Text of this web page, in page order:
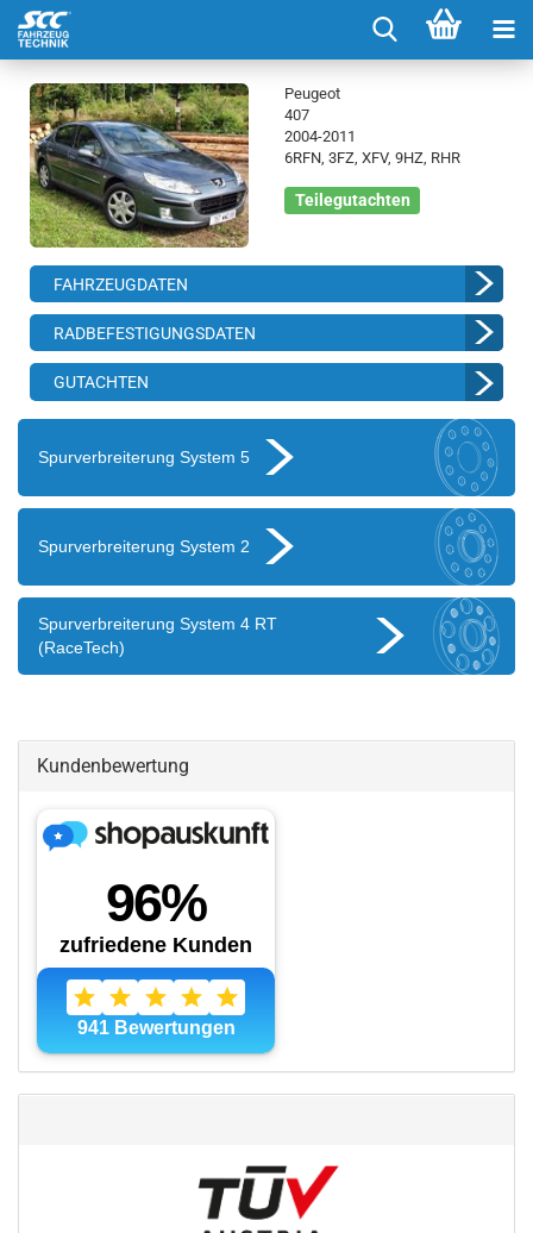
Peugeot
407
2004-2011
6RFN, 3FZ, XFV, 9HZ, RHR
Teilegutachten
FAHRZEUGDATEN
RADBEFESTIGUNGSDATEN
GUTACHTEN
Spurverbreiterung System 5
Spurverbreiterung System 2
Spurverbreiterung System 4 RT
(RaceTech)
Kundenbewertung